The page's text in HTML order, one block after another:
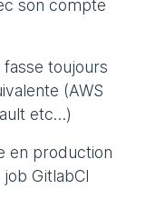
son compte
toujours
(AWS
etc…)
en production
job GitlabCI